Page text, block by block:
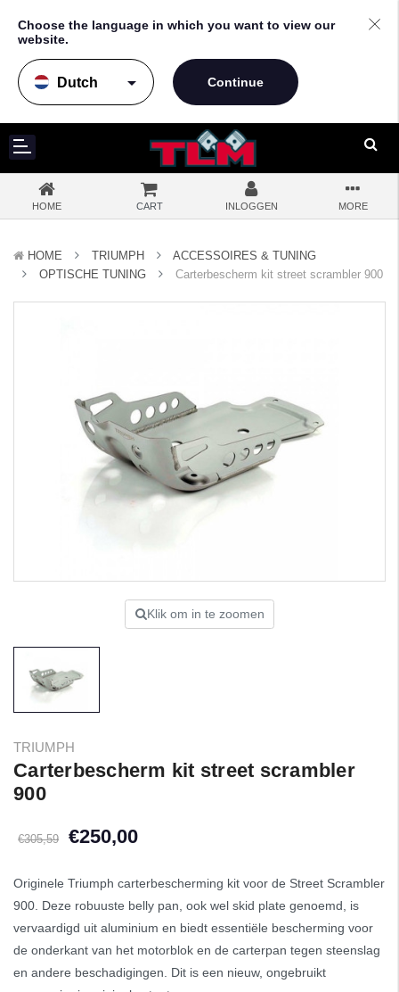
Choose the language in which you want to view our
website.
arrow_drop_down
HOME CART INLOGGEN MORE
HOME TRIUMPH
ACCESSOIRES & TUNING
OPTISCHE TUNING
Carterbescherm kit street scrambler 900
Klik om in te zoomen
TRIUMPH
Carterbescherm kit street scrambler
900
€305,59 €250,00
Originele Triumph carterbescherming kit voor de Street Scrambler
900. Deze robuuste belly pan, ook wel skid plate genoemd, is
vervaardigd uit aluminium en biedt essentiële bescherming voor
de onderkant van het motorblok en de carterpan tegen steenslag
en andere beschadigingen. Dit is een nieuw, ongebruikt